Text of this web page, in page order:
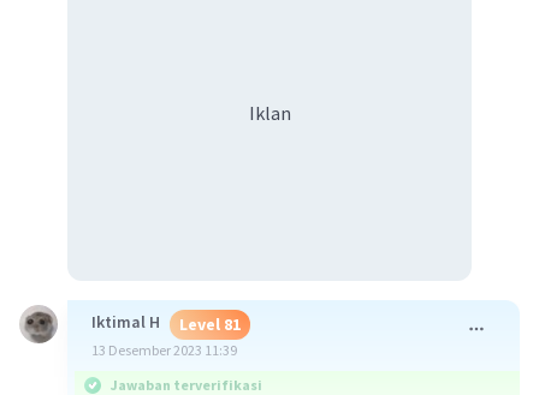
Iklan
Iktimal H Level 81
13 Desember 2023 11:39
Jawaban terverifikasi